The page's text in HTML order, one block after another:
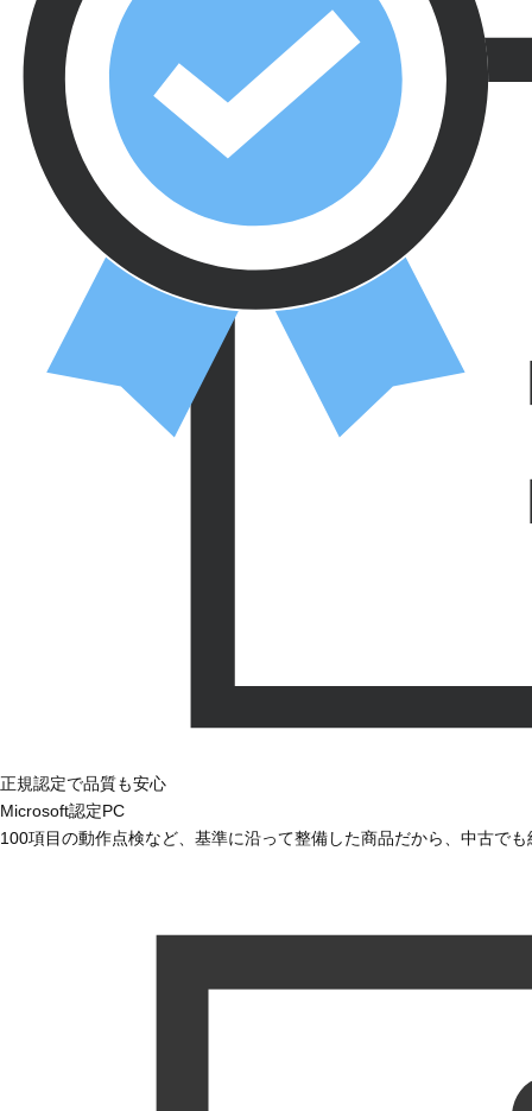
正規認定で品質も安心
Microsoft認定PC
100項目の動作点検など、基準に沿って整備した商品だから、中古で